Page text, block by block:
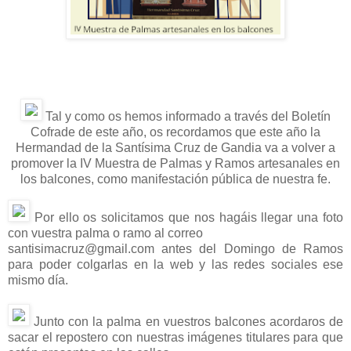
Tal y como os hemos informado a través del Boletín
Cofrade de este año, os recordamos que este año la
Hermandad de la Santísima Cruz de Gandia va a volver a
promover la IV Muestra de Palmas y Ramos artesanales en
los balcones, como manifestación pública de nuestra fe.
Por ello os solicitamos que nos hagáis llegar una foto
con vuestra palma o ramo al correo
santisimacruz@gmail.com antes del Domingo de Ramos
para poder colgarlas en la web y las redes sociales ese
mismo día.
Junto con la palma en vuestros balcones acordaros de
sacar el repostero con nuestras imágenes titulares para que